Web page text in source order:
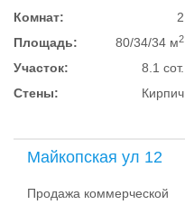
Комнат:
2
Площадь:
80/34/34 м2
Участок:
8.1 сот.
Стены:
Кирпич
Майкопская ул 12
Продажа коммерческой